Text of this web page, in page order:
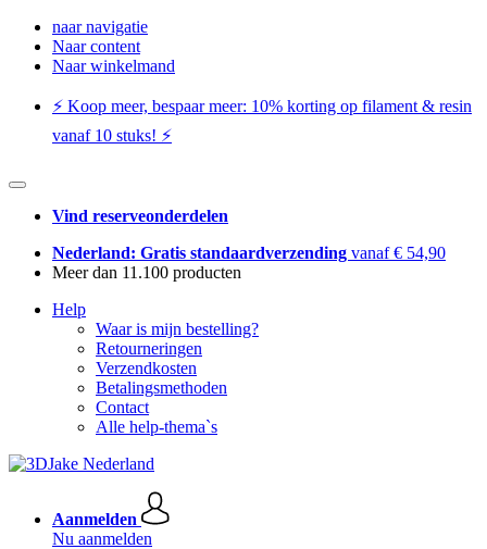
naar navigatie
Naar content
Naar winkelmand
⚡️ Koop meer, bespaar meer: ​​10% korting op filament & resin
vanaf 10 stuks! ⚡️
Vind reserveonderdelen
Nederland: Gratis standaardverzending vanaf € 54,90
Meer dan 11.100 producten
Help
Waar is mijn bestelling?
Retourneringen
Verzendkosten
Betalingsmethoden
Contact
Alle help-thema`s
Aanmelden
Nu aanmelden